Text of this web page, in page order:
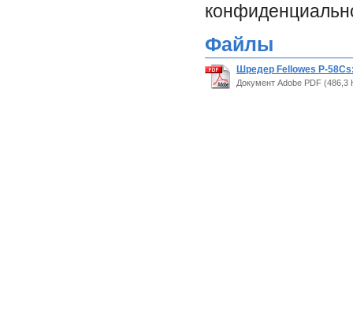
Файлы
Шредер Fellowes P-
Документ Adobe PDF (486,3